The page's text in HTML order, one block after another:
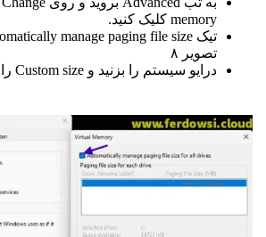
memory کلیک کنید.
تصویر ۸
درایو سیستم را بزنید و Custom size را انتخاب کنید.